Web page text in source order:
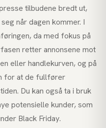
tilbudene bredt ut,
når dagen kommer. I
da med fokus på
retter annonsene mot
eller handlekurven, og på
for at de fullfører
Du kan også ta i bruk
potensielle kunder, som
Black Friday.